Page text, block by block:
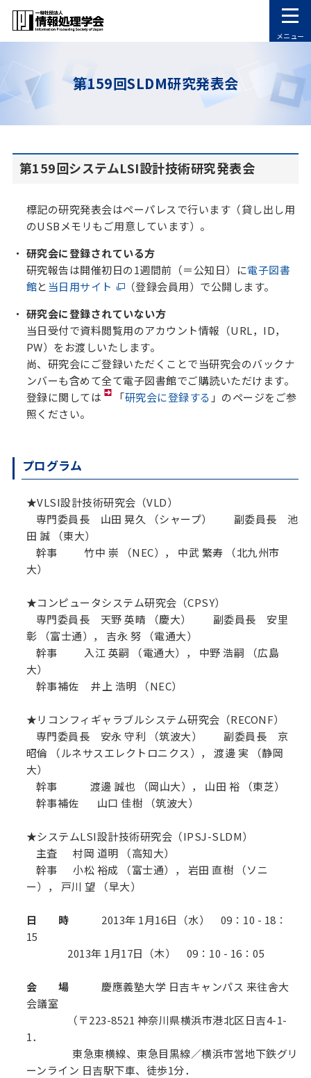
メニュー
第159回SLDM研究発表会
第159回システムLSI設計技術研究発表会
標記の研究発表会はペーパレスで行います（貸し出し用
のUSBメモリもご用意しています）。
研究会に登録されている方
研究報告は開催初日の1週間前（＝公知日）に電子図書
館と 当日用サイト
（登録会員用）で公開します。
研究会に登録されていない方
当日受付で資料閲覧用のアカウント情報（URL，ID，
PW）をお渡しいたします。
尚、研究会にご登録いただくことで当研究会のバックナ
ンバーも含めて全て電子図書館でご購読いただけます。
登録に関しては
「研究会に登録する 」のページをご参
照ください。
プログラム
★VLSI設計技術研究会（VLD）
専門委員長 山田 晃久 （シャープ） 副委員長 池
田 誠 （東大）
幹事 竹中 崇 （NEC）， 中武 繁寿 （北九州市
大）
★コンピュータシステム研究会（CPSY）
専門委員長 天野 英晴 （慶大） 副委員長 安里
彰 （富士通）， 吉永 努 （電通大）
幹事 入江 英嗣 （電通大）， 中野 浩嗣 （広島
大）
幹事補佐 井上 浩明 （NEC）
★リコンフィギャラブルシステム研究会（RECONF）
専門委員長 安永 守利 （筑波大） 副委員長 京
昭倫 （ルネサスエレクトロニクス）， 渡邊 実 （静岡
大）
幹事 渡邊 誠也 （岡山大）， 山田 裕 （東芝）
幹事補佐 山口 佳樹 （筑波大）
★システムLSI設計技術研究会（IPSJ-SLDM）
主査 村岡 道明 （高知大）
幹事 小松 裕成 （富士通）， 岩田 直樹 （ソニ
ー）， 戸川 望 （早大）
日 時 2013年 1月16日（水） 09：10 - 18：
15
2013年 1月17日（木） 09：10 - 16：05
会 場 慶應義塾大学 日吉キャンパス 来往舎大
会議室
（〒223-8521 神奈川県横浜市港北区日吉4-1-
1．
東急東横線、東急目黒線／横浜市営地下鉄グリ
ーンライン 日吉駅下車、徒歩1分．